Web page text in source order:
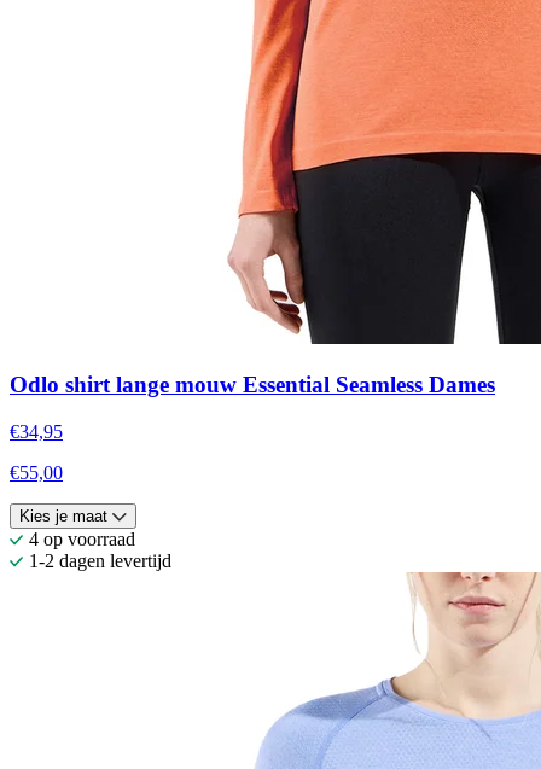
Odlo shirt lange mouw Essential Seamless Dames
€34,95
€55,00
Kies je maat
4 op voorraad
1-2 dagen levertijd